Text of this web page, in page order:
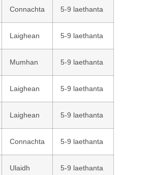
Connachta 5-9 laethanta
Laighean 5-9 laethanta
Mumhan 5-9 laethanta
Laighean 5-9 laethanta
Laighean 5-9 laethanta
Connachta 5-9 laethanta
Ulaidh 5-9 laethanta